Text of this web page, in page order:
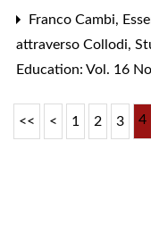
Franco Cambi,
attraverso Collodi,
Education: Vol. 16
<< < 1 2 3 4